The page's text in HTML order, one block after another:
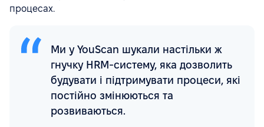
процесах.
Ми у YouScan шукали настільки ж
гнучку HRM-систему, яка дозволить
будувати і підтримувати процеси, які
постійно змінюються та
розвиваються.